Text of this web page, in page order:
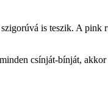
is teszik. A pink
csínját-bínját,